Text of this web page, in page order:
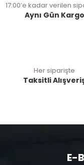
17:00’e kadar verilen
Aynı Gün Kargo
Her siparişte
Taksitli
E-